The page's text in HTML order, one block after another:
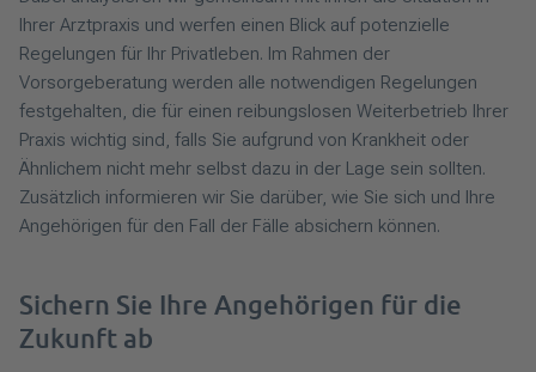
Ihrer Arztpraxis und werfen einen Blick auf potenzielle
Regelungen für Ihr Privatleben. Im Rahmen der
Vorsorgeberatung werden alle notwendigen Regelungen
festgehalten, die für einen reibungslosen Weiterbetrieb Ihrer
Praxis wichtig sind, falls Sie aufgrund von Krankheit oder
Ähnlichem nicht mehr selbst dazu in der Lage sein sollten.
Zusätzlich informieren wir Sie darüber, wie Sie sich und Ihre
Angehörigen für den Fall der Fälle absichern können.
Sichern Sie Ihre Angehörigen für die
Zukunft ab